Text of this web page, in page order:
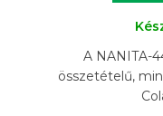
A NANITA-
összetételű,